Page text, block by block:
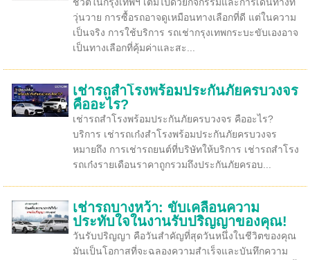
วุ่นวาย การซื้อรถอาจดูเหมือนทางเลือกที่ดี แต่ในความ
เป็นจริง การใช้บริการ รถเช่ากรุงเทพกระบะขับเองอาจ
เป็นทางเลือกที่คุ้มค่าและสะ...
เช่ารถสำโรงพร้อมประกันภัยครบวงจร
คืออะไร?
เช่ารถสำโรงพร้อมประกันภัยครบวงจร คืออะไร?
บริการ เช่ารถเก๋งสำโรงพร้อมประกันภัยครบวงจร
หมายถึง การเช่ารถยนต์ที่บริษัทให้บริการ เช่ารถสำโรง
รถเก๋งรายเดือนราคาถูกรวมถึงประกันภัยครอบ...
เช่ารถบางหว้า: ขับเคลื่อนความ
ประทับใจในงานรับปริญญาของคุณ!
วันรับปริญญา คือวันสำคัญที่สุดวันหนึ่งในชีวิตของคุณ
มันเป็นโอกาสที่จะฉลองความสำเร็จและบันทึกความ